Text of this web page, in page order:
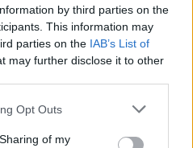
by third parties on the
This information may
parties on the IAB’s List of
may further disclose it to other
app uses one or more Google
behaviour. You may click to
Opt Outs
of my
Barcelona y otros